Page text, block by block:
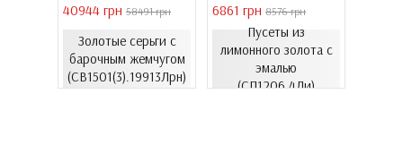
40944 грн 58491 грн
Золотые серьги с
барочным жемчугом
(СВ1501(3).19913Лрн)
6861 грн 8576 грн
Пусеты из
лимонного золота с
эмалью
(СП1206.4Ли)